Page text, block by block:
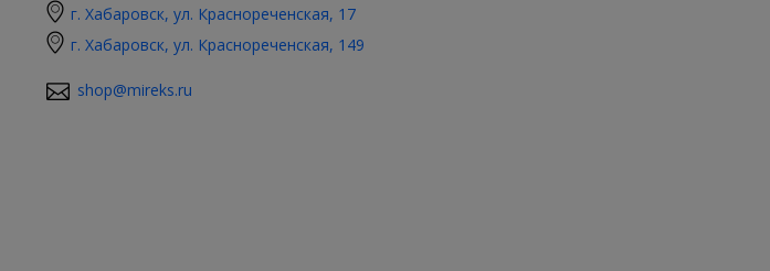
г. Хабаровск, ул. Краснореченская, 17
г. Хабаровск, ул. Краснореченская, 149
shop@mireks.ru